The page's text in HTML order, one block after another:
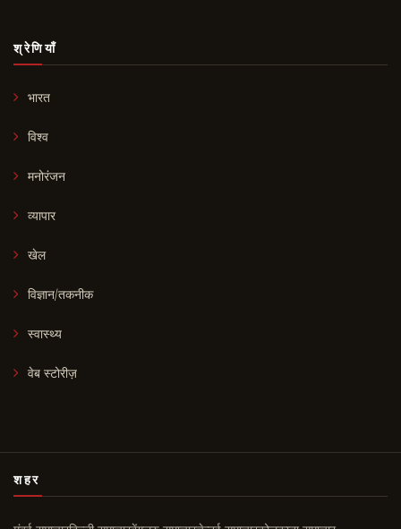
श्रेणियाँ
भारत
विश्व
मनोरंजन
व्यापार
खेल
विज्ञान/तकनीक
स्वास्थ्य
वेब स्टोरीज़
शहर